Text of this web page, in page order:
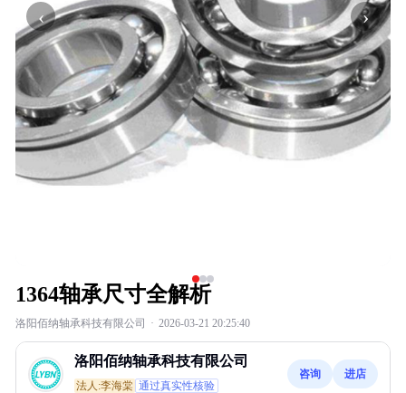
‹ ›
1364轴承尺寸全解析
洛阳佰纳轴承科技有限公司 · 2026-03-21 20:25:40
洛阳佰纳轴承科技有限公司
法人:李海棠 通过真实性核验
咨询 进店